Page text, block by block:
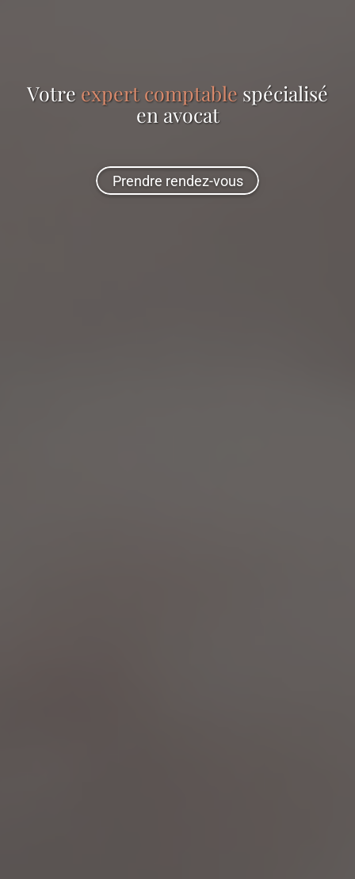
Votre expert comptable spécialisé
en avocat
Prendre rendez-vous